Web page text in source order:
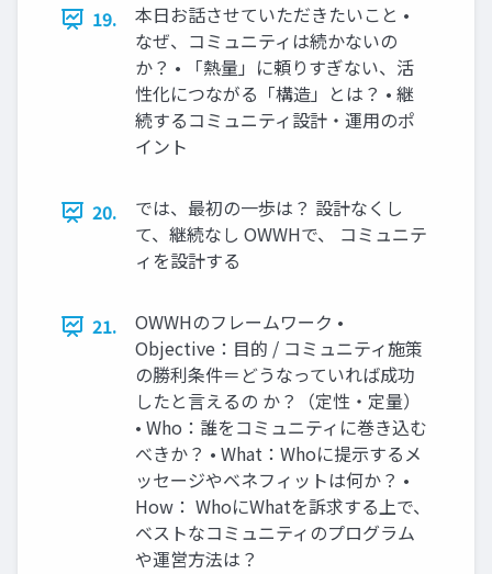
19.
本日お話させていただきたいこと •
なぜ、コミュニティは続かないの
か？ • 「熱量」に頼りすぎない、活
性化につながる「構造」とは？ • 継
続するコミュニティ設計・運用のポ
イント
20.
では、最初の一歩は？ 設計なくし
て、継続なし OWWHで、 コミュニテ
ィを設計する
21.
OWWHのフレームワーク •
Objective：目的 / コミュニティ施策
の勝利条件＝どうなっていれば成功
したと言えるの か？（定性・定量）
• Who：誰をコミュニティに巻き込む
べきか？ • What：Whoに提示するメ
ッセージやベネフィットは何か？ •
How： WhoにWhatを訴求する上で、
ベストなコミュニティのプログラム
や運営方法は？